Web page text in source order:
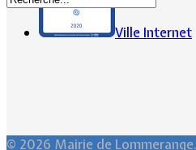
Ville Internet
© 2026 Mairie de